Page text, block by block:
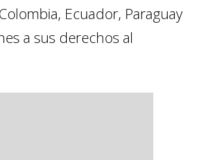
Ecuador, Paraguay
a sus derechos al